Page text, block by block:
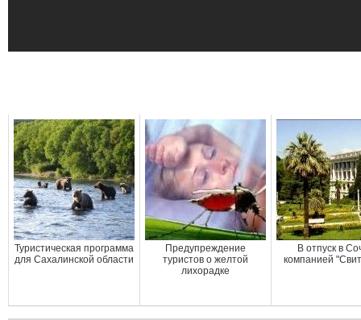
Туристическая программа
для Сахалинской области
Предупреждение
туристов о желтой
лихорадке
В отпуск в
компанией